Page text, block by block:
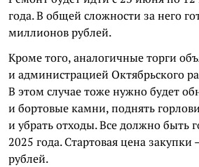
года. В общей сложности за него
миллионов рублей.
Кроме того, аналогичные торги
и администрацией Октябрьского
В этом случае тоже нужно будет
и бортовые камни, поднять
и убрать отходы. Все должно быть
2025 года. Стартовая цена
рублей.